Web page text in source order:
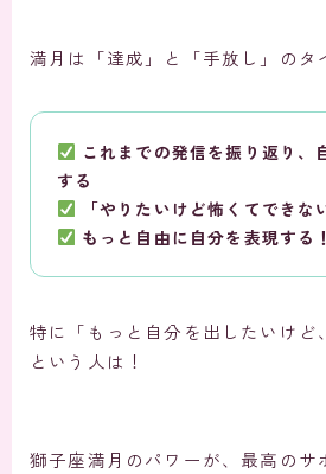
満月は「達成」と「手放し」のタ
これまでの発信を振り返り、
する
「やりたいけど怖くてできな
もっと自由に自分を表現する！
特に「もっと自分を出したいけど
という人は！
獅子座満月のパワーが、最高のサ